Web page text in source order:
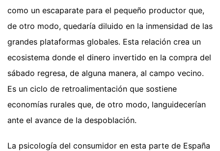
como un escaparate para el pequeño productor que,
de otro modo, quedaría diluido en la inmensidad de las
grandes plataformas globales. Esta relación crea un
ecosistema donde el dinero invertido en la compra del
sábado regresa, de alguna manera, al campo vecino.
Es un ciclo de retroalimentación que sostiene
economías rurales que, de otro modo, languidecerían
ante el avance de la despoblación.
La psicología del consumidor en esta parte de España